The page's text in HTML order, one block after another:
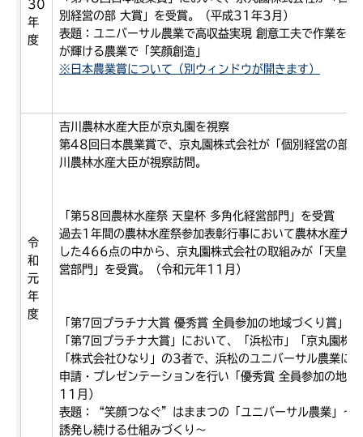
30
年
度
別経営の部 大賞」を受賞。（平成31年3月）
表題：ユニバーサル農業で高収益実現 創意工夫で作業を標
が輝ける農業で「笑顔創造」
※日本農業賞について（別ウィンドウが開きます）
令
和
元
年
度
吉川農林水産大臣が京丸園を視察
第48回日本農業賞で、京丸園株式会社が「個別経営の部
川農林水産大臣が視察訪問。
「第58回農林水産祭 天皇杯 多角化経営部門」を受賞
過去1年間の農林水産祭参加表彰行事において農林水産大
した466点の中から、京丸園株式会社の取組みが「天皇杯
営部門」を受賞。（令和元年11月）
「第7回プラチナ大賞 優秀賞 全員参加の地域づくり賞」を
「第7回プラチナ大賞」において、「浜松市」「京丸園株
「株式会社ひなり」の3者で、浜松のユニバーサル農業に
申請・プレゼンテーションを行い「優秀賞 全員参加の地
11月）
表題：“笑顔つなぐ”はままつの「ユニバーサル農業」～
誘発し続ける仕組みづくり～